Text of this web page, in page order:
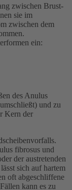
zwischen Brust-
sie im
zwischen dem
ein:
des Anulus
und zu
Kern der
fibrosus und
der austretenden
sich auf hartem
oft abgeschliffene
kann es zu